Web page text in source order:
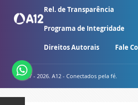
Rel. de Transparência
Programa de Integridade
Direitos Autorais Fale
© 2007 - 2026. A12 - Conectados pela fé.